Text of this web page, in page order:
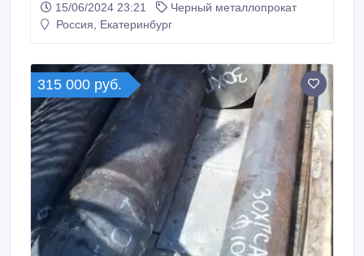
мм, остаток: 0, 01 т ГОСТ 4543-71 ГОСТ 2590-2006,
85000 руб. с НДС * Еще из наличия: * Круг 30ХМА
15/06/2024 23:21
Черный металлопрокат
Россия, Екатеринбург
315 000 руб.